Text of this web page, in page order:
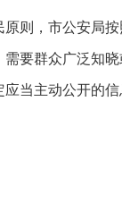
则，市公安局
要群众广泛知
当主动公开的